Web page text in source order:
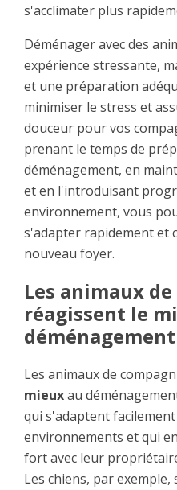
s'acclimater plus
Déménager avec des
expérience stressante,
et une préparation
minimiser le stress et
douceur pour vos
prenant le temps de
déménagement, en
et en l'introduisant
environnement, vous
s'adapter rapidement et
nouveau foyer.
Les animaux
réagissent le
déménagement
Les animaux de
mieuxau
qui s'adaptent
environnements et qui
fort avec leur
Les chiens, par